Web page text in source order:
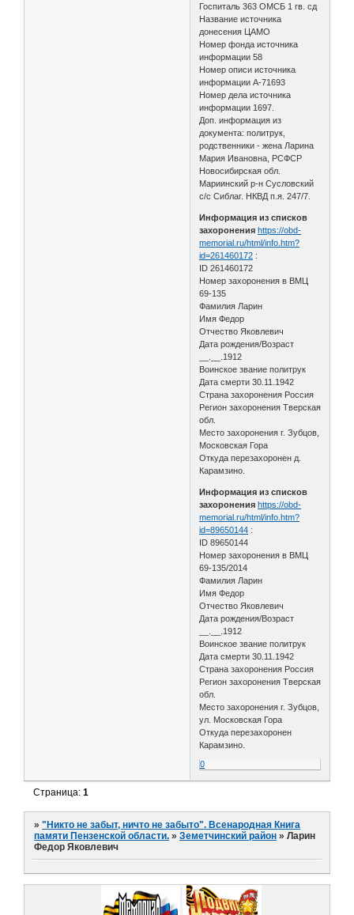
Госпиталь 363 ОМСБ 1 гв. сд
Название источника
донесения ЦАМО
Номер фонда источника
информации 58
Номер описи источника
информации А-71693
Номер дела источника
информации 1697.
Доп. информация из
документа: политрук,
родственники - жена Ларина
Мария Ивановна, РСФСР
Новосибирская обл.
Мариинский р-н Сусловский
с/с Сиблаг. НКВД п.я. 247/7.
Информация из списков
захоронения https://obd-
memorial.ru/html/info.htm?
id=261460172 :
ID 261460172
Номер захоронения в ВМЦ
69-135
Фамилия Ларин
Имя Федор
Отчество Яковлевич
Дата рождения/Возраст
__.__.1912
Воинское звание политрук
Дата смерти 30.11.1942
Страна захоронения Россия
Регион захоронения Тверская
обл.
Место захоронения г. Зубцов,
Московская Гора
Откуда перезахоронен д.
Карамзино.
Информация из списков
захоронения https://obd-
memorial.ru/html/info.htm?
id=89650144 :
ID 89650144
Номер захоронения в ВМЦ
69-135/2014
Фамилия Ларин
Имя Федор
Отчество Яковлевич
Дата рождения/Возраст
__.__.1912
Воинское звание политрук
Дата смерти 30.11.1942
Страна захоронения Россия
Регион захоронения Тверская
обл.
Место захоронения г. Зубцов,
ул. Московская Гора
Откуда перезахоронен
Карамзино.
0
Страница:1
»"Никто не забыт, ничто не забыто". Всенародная Книга
памяти Пензенской области. »Земетчинский район »Ларин
Федор Яковлевич